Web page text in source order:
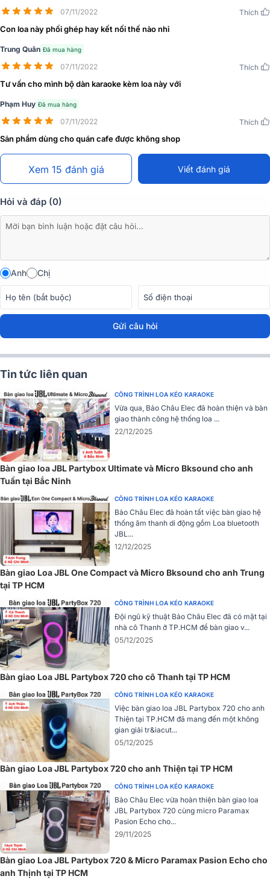
Giống như các sản phẩm khác của JBL, trước khi đến tay người tiêu
dùng,PRX915được kiểm tra tỉ mỉ và chi tiết một bài kiểm tra về độ
bền kéo dài 100 giờ từ các chuyên gia hàng đầu trong ngành. Đảm
bảo thiết bị hoạt động tốt trong thực tế.Loa PRX915 có ổ cắm kép
36mm cùng sáu điểm treo M10 giúp người dùng lắp cố định loa dễ
dàng.Loa di động JBL PRX915
có ổ cắm kép 36mm và sáu điểm
treo M10 để người dùng có thể lắp đặt loa cố định loa. Thiết kế
cổng loa FEA giảm tiếng ồn và biến dạng không khí. Thiết kế dàn ít
nhiễu, độ méo thấp.
Đánh giá chất lượng của Loa PA JBL PRX915
Âm thanh sắc nét được cải tiến
Loa JBL PRX915với những cải tiến từ hình dạng nón đến thùng loa
mang đến cải tiến âm thanh JBL mới nhất. Các trình điều khiển
nén JBL 2408H-2 1,5inch đã được cấp bằng sáng chế kết hợp
màng chắn đa hình khuyên cùng nam châm neodymium mang lại
phản hồi tần số cao chi tiết cả khi ở mức âm lượng tối đa.
Cảm biến nhiệt NTC bảo vệ đầu dò hiệu quả thông qua việc
giảm công suất truyền đến khi đạt đến giới hạn nhiệt. Ống dẫn sóng
điều khiển hình ảnh (Image Control Waveguides) của PRX915 cung
cấp độ rộng chùm tia và định hướng tối ưu.
07/11/2022 Thích
Con loa này phối ghép hay kết nối thế nào nhỉ
Trung Quân Đã mua hàng
07/11/2022 Thích
Tư vấn cho mình bộ dàn karaoke kèm loa này với
Phạm Huy Đã mua hàng
07/11/2022 Thích
Sản phẩm dùng cho quán cafe được không shop
Xem 15 đánh giá Viết đánh giá
Hỏi và đáp (0)
Anh Chị
Gửi câu hỏi
Tin tức liên quan
CÔNG TRÌNH LOA KÉO KARAOKE
Vừa qua, Bảo Châu Elec đã hoàn thiện và bàn
giao thành công hệ thống loa ...
22/12/2025
Bàn giao loa JBL Partybox Ultimate và Micro Bksound cho anh
Tuấn tại Bắc Ninh
CÔNG TRÌNH LOA KÉO KARAOKE
Bảo Châu Elec đã hoàn tất việc bàn giao hệ
thống âm thanh di động gồm Loa bluetooth
JBL...
12/12/2025
Bàn giao Loa JBL One Compact và Micro Bksound cho anh Trung
tại TP HCM
CÔNG TRÌNH LOA KÉO KARAOKE
Đội ngũ kỹ thuật Bảo Châu Elec đã có mặt tại
nhà cô Thanh ở TP.HCM để bàn giao v...
05/12/2025
Bàn giao Loa JBL Partybox 720 cho cô Thanh tại TP HCM
CÔNG TRÌNH LOA KÉO KARAOKE
Việc bàn giao loa JBL Partybox 720 cho anh
Thiện tại TP.HCM đã mang đến một không
gian giải tr&iacut...
05/12/2025
Bàn giao Loa JBL Partybox 720 cho anh Thiện tại TP HCM
CÔNG TRÌNH LOA KÉO KARAOKE
Bảo Châu Elec vừa hoàn thiện bàn giao loa
JBL Partybox 720 cùng micro Paramax
Pasion Echo cho...
29/11/2025
Bàn giao Loa JBL Partybox 720 & Micro Paramax Pasion Echo cho
anh Thịnh tại TP HCM